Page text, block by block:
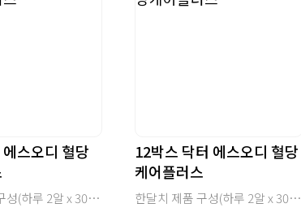
스오디 혈당
한달치 제품 구성(하루 2알 x 30일 = 60정)
12박스 닥터 에스오디 혈당
케어플러스
한달치 제품 구성(하루 2알 x 30일 = 60정) x 12개월